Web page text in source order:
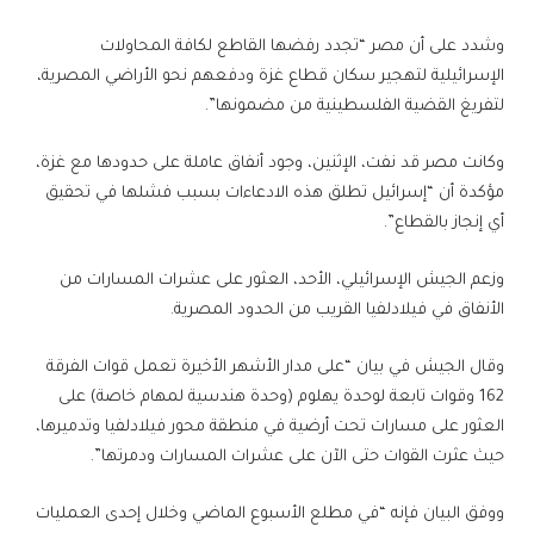
وشدد على أن مصر “تجدد رفضها القاطع لكافة المحاولات
الإسرائيلية لتهجير سكان قطاع غزة ودفعهم نحو الأراضي المصرية،
لتفريغ القضية الفلسطينية من مضمونها”.
وكانت مصر قد نفت، الإثنين، وجود أنفاق عاملة على حدودها مع غزة،
مؤكدة أن “إسرائيل تطلق هذه الادعاءات بسبب فشلها في تحقيق
أي إنجاز بالقطاع”.
وزعم الجيش الإسرائيلي، الأحد، العثور على عشرات المسارات من
الأنفاق في فيلادلفيا القريب من الحدود المصرية.
وقال الجيش في بيان “على مدار الأشهر الأخيرة تعمل قوات الفرقة
162 وقوات تابعة لوحدة يهلوم (وحدة هندسية لمهام خاصة) على
العثور على مسارات تحت أرضية في منطقة محور فيلادلفيا وتدميرها،
حيث عثرت القوات حتى الآن على عشرات المسارات ودمرتها”.
ووفق البيان فإنه “في مطلع الأسبوع الماضي وخلال إحدى العمليات